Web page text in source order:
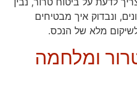
ונבדוק איך מבטיחים
מלא של הנכס.
ומלחמה